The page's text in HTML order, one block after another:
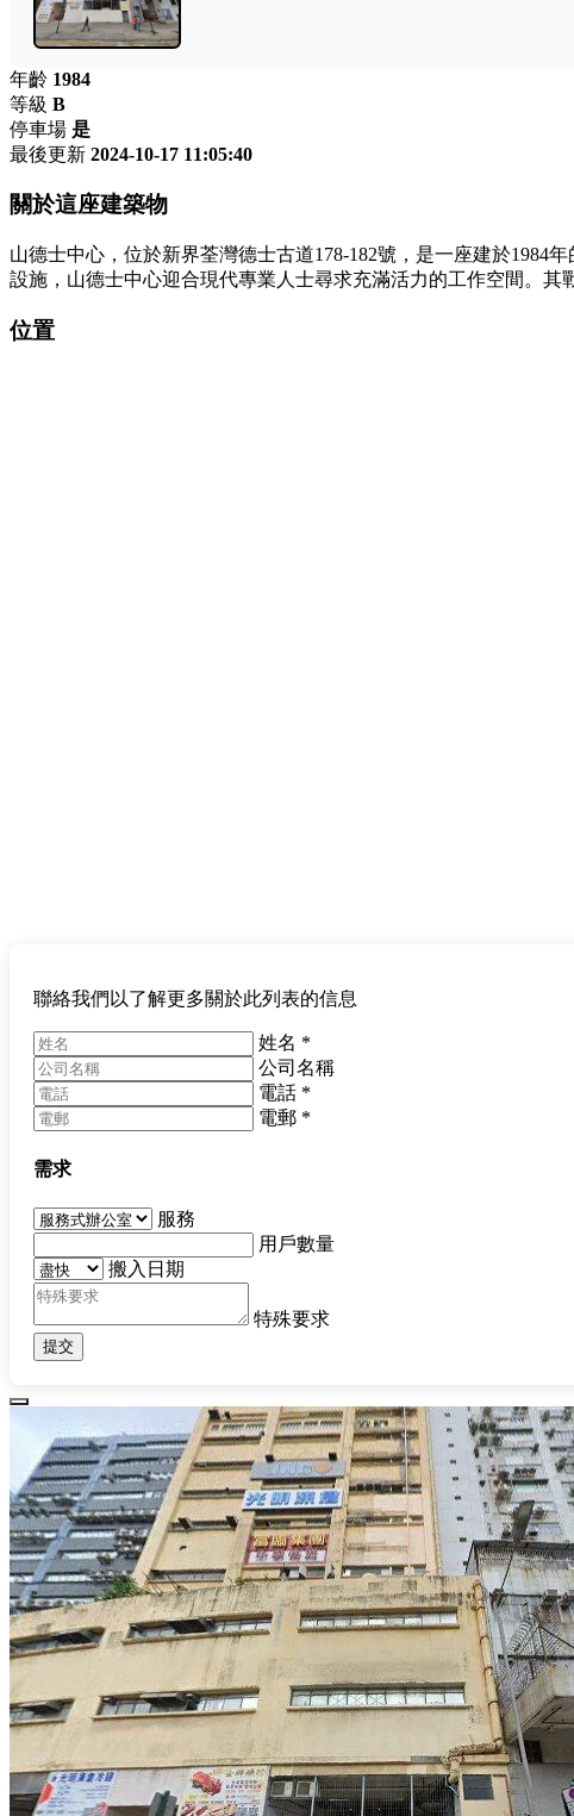
年齡 1984
等級 B
停車場 是
最後更新 2024-10-17 11:05:40
關於這座建築物
山德士中心，位於新界荃灣德士古道178-182號，是一座建於1984
設施，山德士中心迎合現代專業人士尋求充滿活力的工作空間。
位置
聯絡我們以了解更多關於此列表的信息
姓名 *
公司名稱
電話 *
電郵 *
需求
服務
用戶數量
搬入日期
特殊要求
提交